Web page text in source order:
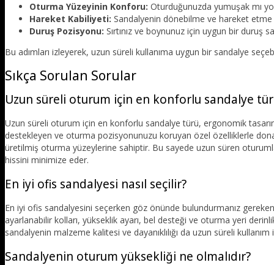
Oturma Yüzeyinin Konforu: Oturduğunuzda yumuşak mı
Hareket Kabiliyeti: Sandalyenin dönebilme ve hareket etme
Duruş Pozisyonu: Sırtınız ve boynunuz için uygun bir duruş
Bu adımları izleyerek, uzun süreli kullanıma uygun bir sandalye
Sıkça Sorulan Sorular
Uzun süreli oturum için en konforlu sandalye
Uzun süreli oturum için en konforlu sandalye türü, ergonomik
destekleyen ve oturma pozisyonunuzu koruyan özel özelliklerle
üretilmiş oturma yüzeylerine sahiptir. Bu sayede uzun süren
hissini minimize eder.
En iyi ofis sandalyesi nasıl seçilir?
En iyi ofis sandalyesini seçerken göz önünde bulundurmanız
ayarlanabilir kolları, yükseklik ayarı, bel desteği ve oturma yeri
sandalyenin malzeme kalitesi ve dayanıklılığı da uzun süreli
Sandalyenin oturum yüksekliği ne olmalıdır?